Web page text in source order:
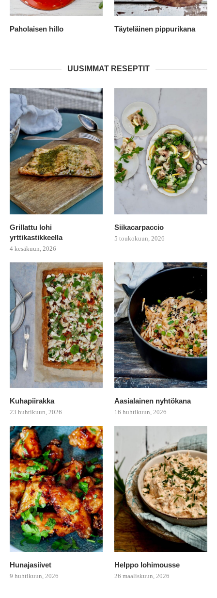
Paholaisen hillo Täyteläinen pippurikana
UUSIMMAT RESEPTIT
Grillattu lohi
yrttikastikkeella
4 kesäkuun, 2026
Siikacarpaccio
5 toukokuun, 2026
Kuhapiirakka
23 huhtikuun, 2026
Aasialainen nyhtökana
16 huhtikuun, 2026
Hunajasiivet
9 huhtikuun, 2026
Helppo lohimousse
26 maaliskuun, 2026